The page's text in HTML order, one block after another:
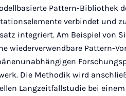
Pattern-Bibliothek
verbindet und
integriert. Am Beispiel von
wiederverwendbare Pattern-
Die Methodik wird
Langzeitfallstudie bei